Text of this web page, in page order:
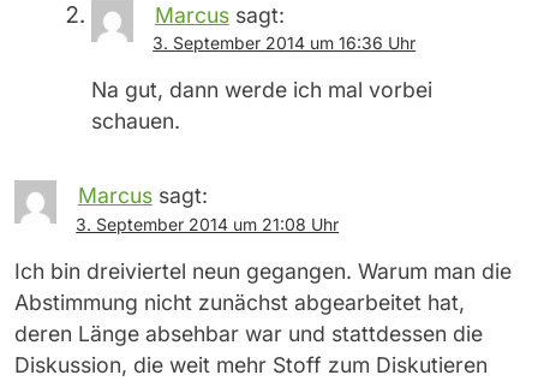
Marcus sagt:
3. September 2014 um 16:36 Uhr
Na gut, dann werde ich mal vorbei
schauen.
Marcus sagt:
3. September 2014 um 21:08 Uhr
Ich bin dreiviertel neun gegangen. Warum man die
Abstimmung nicht zunächst abgearbeitet hat,
deren Länge absehbar war und stattdessen die
Diskussion, die weit mehr Stoff zum Diskutieren